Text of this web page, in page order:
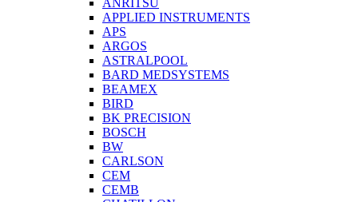
APPLIED INSTRUMENTS
APS
ARGOS
ASTRALPOOL
BARD MEDSYSTEMS
BEAMEX
BIRD
BK PRECISION
BOSCH
BW
CARLSON
CEM
CEMB